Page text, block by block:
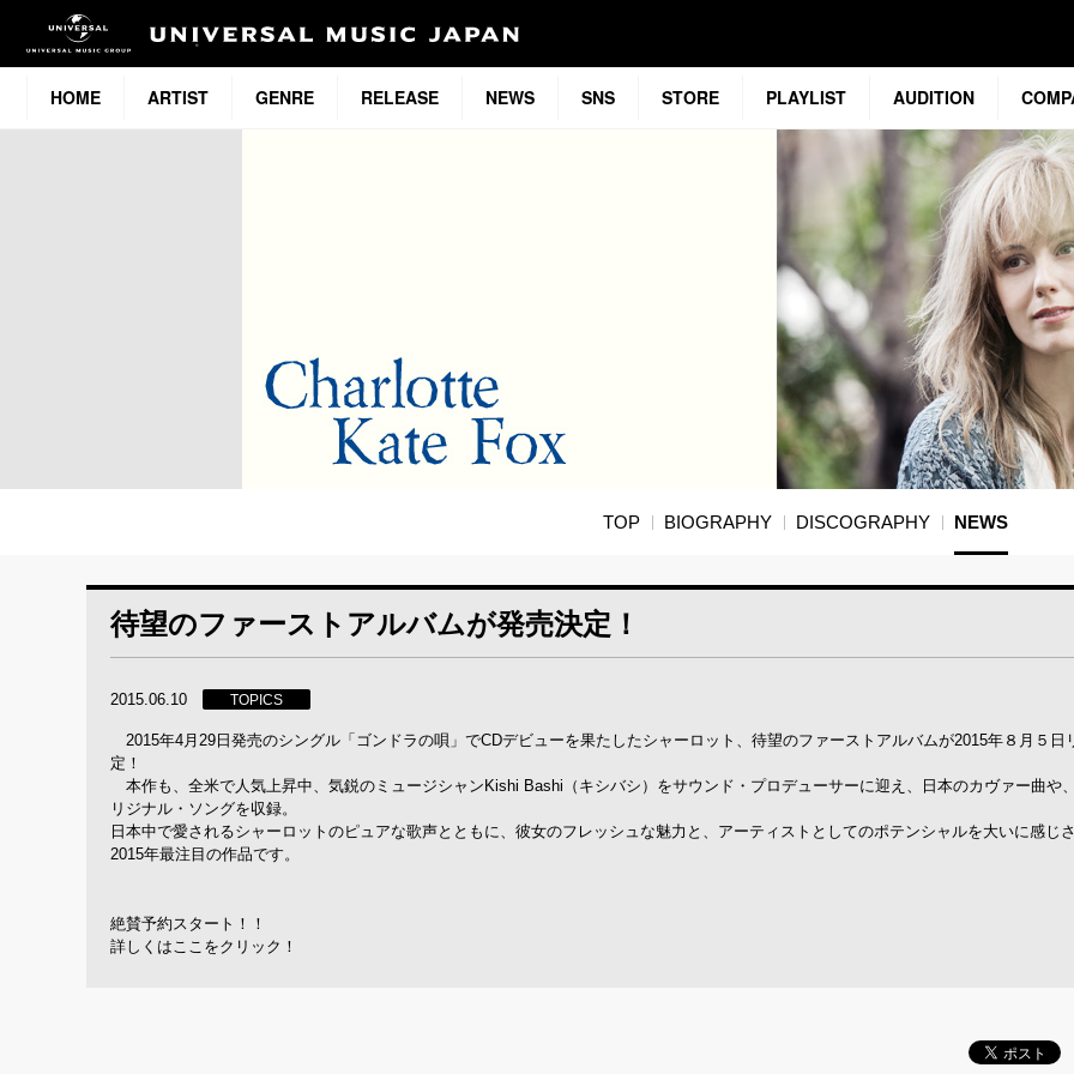
HOME ARTIST GENRE RELEASE NEWS SNS STORE PLAYLIST AUDITION
TOP BIOGRAPHY DISCOGRAPHY NEWS
待望のファーストアルバムが発売決定！
2015.06.10 TOPICS
2015年4月29日発売のシングル「ゴンドラの唄」でCDデビューを果たしたシャーロット、待望のファーストアルバムが2015年８月５日
定！
本作も、全米で人気上昇中、気鋭のミュージシャンKishi Bashi（キシバシ）をサウンド・プロデューサーに迎え、日本のカヴァー曲や
リジナル・ソングを収録。
日本中で愛されるシャーロットのピュアな歌声とともに、彼女のフレッシュな魅力と、アーティストとしてのポテンシャルを大いに感じ
2015年最注目の作品です。
絶賛予約スタート！！
詳しくはここをクリック！